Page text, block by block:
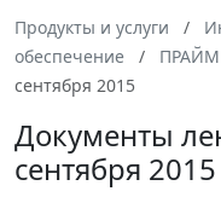
Продукты и услуги
обеспечение
ПРАЙМ
сентября 2015
Документы
сентября 2015